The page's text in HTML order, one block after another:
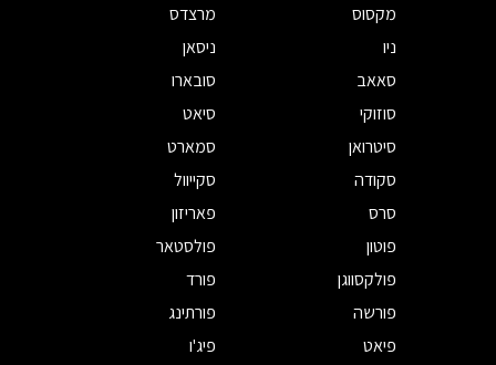
מקסוס
מרצדס
ניו
ניסאן
סאאב
סובארו
סוזוקי
סיאט
סיטרואן
סמארט
סקודה
סקייוול
סרס
פאריזון
פוטון
פולסטאר
פולקסווגן
פורד
פורשה
פורתינג
פיאט
פיג'ו